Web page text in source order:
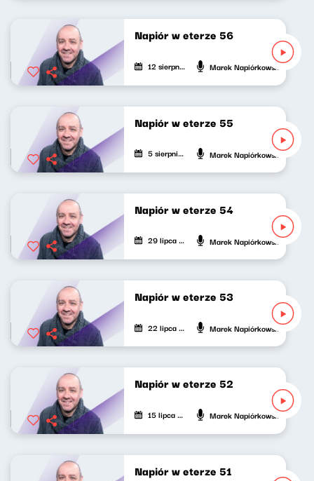
Napiór w eterze 56
12 sierpnia 2021 Marek Napiórkowski
Napiór w eterze 55
5 sierpnia 2021 Marek Napiórkowski
Napiór w eterze 54
29 lipca 2021 Marek Napiórkowski
Napiór w eterze 53
22 lipca 2021 Marek Napiórkowski
Napiór w eterze 52
15 lipca 2021 Marek Napiórkowski
Napiór w eterze 51